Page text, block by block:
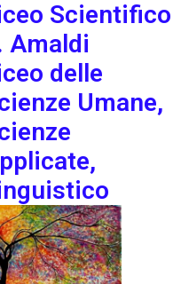
Scientifico
Amaldi
delle
Umane,